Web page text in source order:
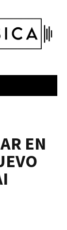
EN